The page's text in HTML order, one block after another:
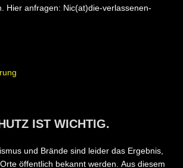
Hier anfragen: Nic(at)die-verlassenen-
IST WICHTIG.
und Brände sind leider das Ergebnis,
öffentlich bekannt werden. Aus diesem